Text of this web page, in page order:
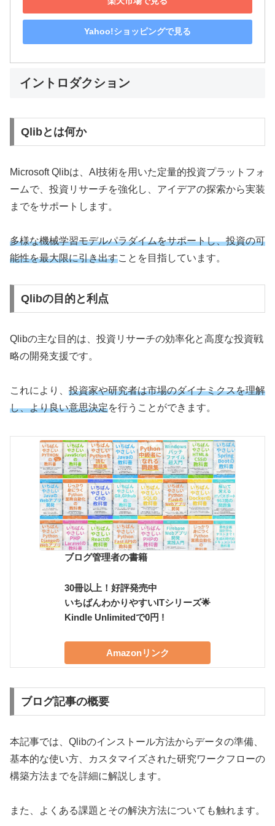
Yahoo!ショッピングで見る
イントロダクション
Qlibとは何か
Microsoft Qlibは、AI技術を用いた定量的投資プラットフォ
ームで、投資リサーチを強化し、アイデアの探索から実装
までをサポートします。
多様な機械学習モデルパラダイムをサポートし、投資の可
能性を最大限に引き出すことを目指しています。
Qlibの目的と利点
Qlibの主な目的は、投資リサーチの効率化と高度な投資戦
略の開発支援です。
これにより、 投資家や研究者は市場のダイナミクスを理解
し、より良い意思決定を行うことができます。
ブログ管理者の書籍
30冊以上！好評発売中
いちばんわかりやすいITシリーズ🌟
Kindle Unlimitedで0円 !
Amazonリンク
ブログ記事の概要
本記事では、Qlibのインストール方法からデータの準備、
基本的な使い方、カスタマイズされた研究ワークフローの
構築方法までを詳細に解説します。
また、よくある課題とその解決方法についても触れます。